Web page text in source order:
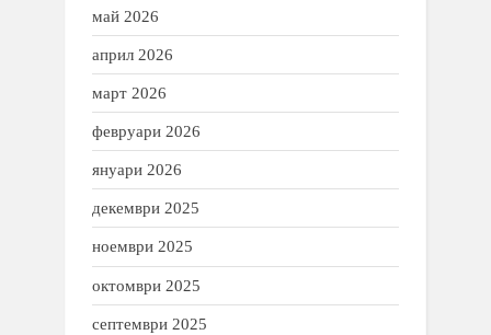
май 2026
април 2026
март 2026
февруари 2026
януари 2026
декември 2025
ноември 2025
октомври 2025
септември 2025